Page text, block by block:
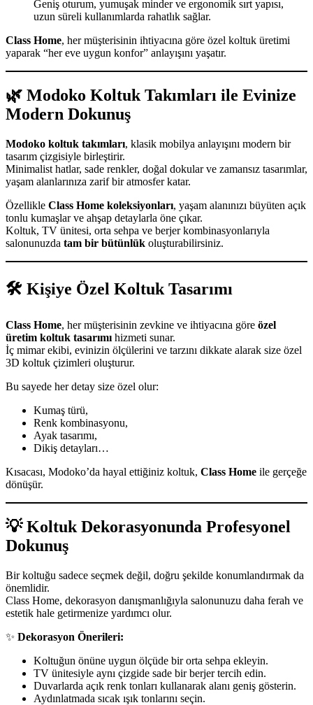
Geniş oturum, yumuşak minder ve ergonomik sırt yapısı,
uzun süreli kullanımlarda rahatlık sağlar.
Class Home, her müşterisinin ihtiyacına göre özel koltuk üretimi
yaparak “her eve uygun konfor” anlayışını yaşatır.
🌿 Modoko Koltuk Takımları ile Evinize
Modern Dokunuş
Modoko koltuk takımları, klasik mobilya anlayışını modern bir
tasarım çizgisiyle birleştirir.
Minimalist hatlar, sade renkler, doğal dokular ve zamansız tasarımlar,
yaşam alanlarınıza zarif bir atmosfer katar.
Özellikle Class Home koleksiyonları, yaşam alanınızı büyüten açık
tonlu kumaşlar ve ahşap detaylarla öne çıkar.
Koltuk, TV ünitesi, orta sehpa ve berjer kombinasyonlarıyla
salonunuzda tam bir bütünlük oluşturabilirsiniz.
🛠️ Kişiye Özel Koltuk Tasarımı
Class Home, her müşterisinin zevkine ve ihtiyacına göre özel
üretim koltuk tasarımı hizmeti sunar.
İç mimar ekibi, evinizin ölçülerini ve tarzını dikkate alarak size özel
3D koltuk çizimleri oluşturur.
Bu sayede her detay size özel olur:
Kumaş türü,
Renk kombinasyonu,
Ayak tasarımı,
Dikiş detayları…
Kısacası, Modoko’da hayal ettiğiniz koltuk, Class Home ile gerçeğe
dönüşür.
💡 Koltuk Dekorasyonunda Profesyonel
Dokunuş
Bir koltuğu sadece seçmek değil, doğru şekilde konumlandırmak da
önemlidir.
Class Home, dekorasyon danışmanlığıyla salonunuzu daha ferah ve
estetik hale getirmenize yardımcı olur.
✨ Dekorasyon Önerileri:
Koltuğun önüne uygun ölçüde bir orta sehpa ekleyin.
TV ünitesiyle aynı çizgide sade bir berjer tercih edin.
Duvarlarda açık renk tonları kullanarak alanı geniş gösterin.
Aydınlatmada sıcak ışık tonlarını seçin.